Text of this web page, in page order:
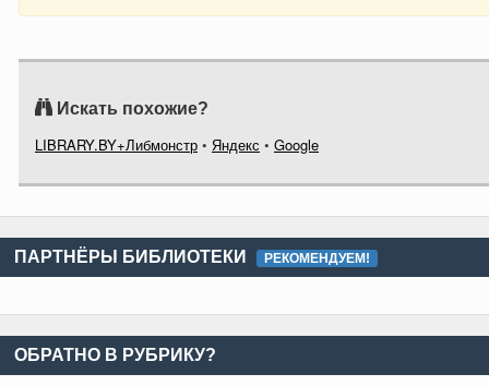
Искать похожие?
LIBRARY.BY+Либмонстр • Яндекс • Google
ПАРТНЁРЫ БИБЛИОТЕКИ РЕКОМЕНДУЕМ!
ОБРАТНО В РУБРИКУ?